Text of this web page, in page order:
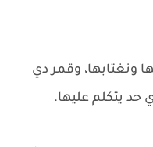
ونغتابها، وقمر دي
يتكلم عليها.